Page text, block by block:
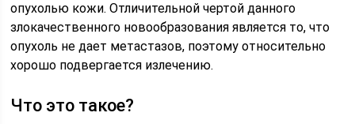
опухолью кожи. Отличительной чертой данного
злокачественного новообразования является то, что
опухоль не дает метастазов, поэтому относительно
хорошо подвергается излечению.
Что это такое?